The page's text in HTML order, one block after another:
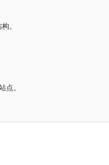
。
点。